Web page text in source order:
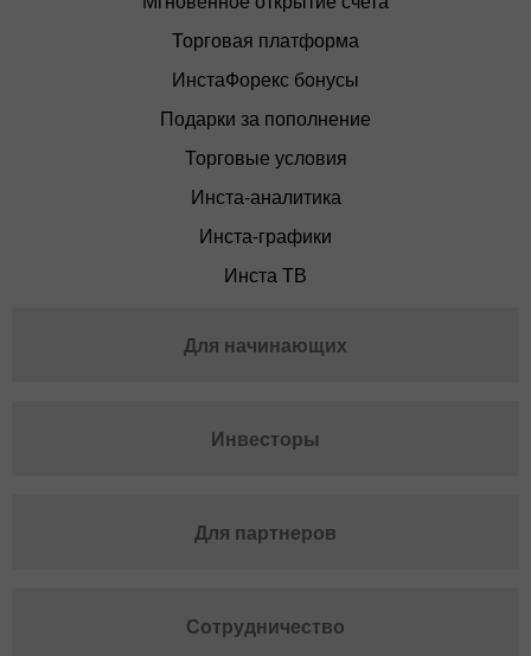
Торговая платформа
ИнстаФорекс бонусы
Подарки за пополнение
Торговые условия
Инста-аналитика
Инста-графики
Инста ТВ
Для начинающих
Инвесторы
Для партнеров
Сотрудничество